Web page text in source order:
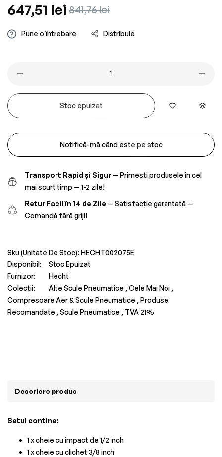
Preț
obișnuit
647,51 lei Preț
redus
841,76 lei
Pune o întrebare Distribuie
Stoc epuizat
Notifică-mă când este pe stoc
Transport Rapid și Sigur — Primești produsele în cel
mai scurt timp — 1-2 zile!
Retur Facil în 14 de Zile — Satisfacție garantată —
Comandă fără griji!
Sku (Unitate De Stoc): HECHT002075E
Disponibil:
Stoc Epuizat
Furnizor:
Hecht
Colecții:
Alte Scule Pneumatice , Cele Mai Noi ,
Compresoare Aer & Scule Pneumatice , Produse
Recomandate , Scule Pneumatice , TVA 21%
Descriere produs
Setul contine:
1 x cheie cu impact de 1/2 inch
1 x cheie cu clichet 3/8 inch